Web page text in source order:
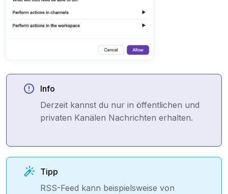
Info
Derzeit kannst du nur in öffentlichen und
privaten Kanälen Nachrichten erhalten.
Tipp
RSS-Feed kann beispielsweise von